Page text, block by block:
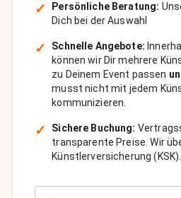
✓ Persönliche Beratung:
Dich bei der Auswahl
✓ Schnelle Angebote:
können wir Dir mehrere
zu Deinem Event passen
musst nicht mit jedem
kommunizieren.
✓ Sichere Buchung:
transparente Preise. Wir
Künstlerversicherung (KSK).